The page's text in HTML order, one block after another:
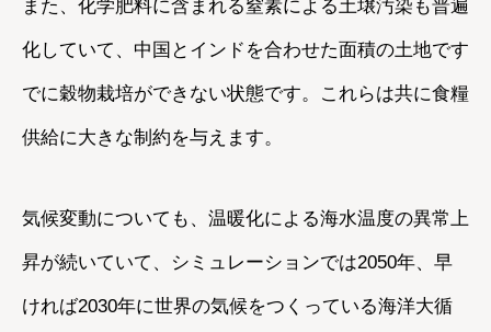
また、化学肥料に含まれる窒素による土壌汚染も普遍
化していて、中国とインドを合わせた面積の土地です
でに穀物栽培ができない状態です。これらは共に食糧
供給に大きな制約を与えます。
気候変動についても、温暖化による海水温度の異常上
昇が続いていて、シミュレーションでは2050年、早
ければ2030年に世界の気候をつくっている海洋大循